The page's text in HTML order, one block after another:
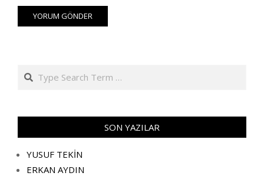
Search
SON YAZILAR
YUSUF TEKİN
ERKAN AYDIN